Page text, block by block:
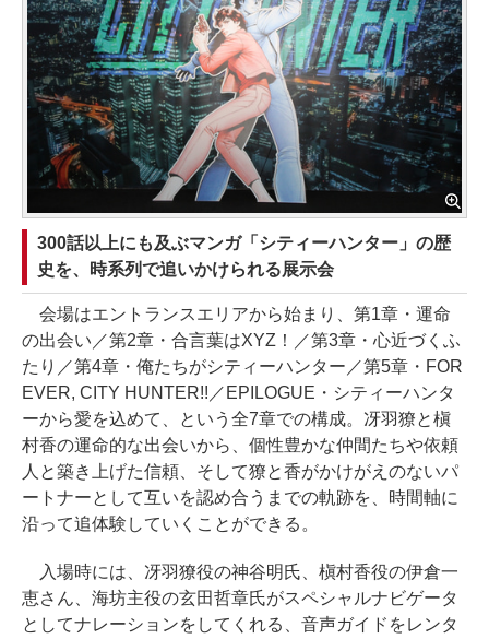
300話以上にも及ぶマンガ「シティーハンター」の歴
史を、時系列で追いかけられる展示会
会場はエントランスエリアから始まり、第1章・運命
の出会い／第2章・合言葉はXYZ！／第3章・心近づくふ
たり／第4章・俺たちがシティーハンター／第5章・FOR
EVER, CITY HUNTER!!／EPILOGUE・シティーハンタ
ーから愛を込めて、という全7章での構成。冴羽獠と槇
村香の運命的な出会いから、個性豊かな仲間たちや依頼
人と築き上げた信頼、そして獠と香がかけがえのないパ
ートナーとして互いを認め合うまでの軌跡を、時間軸に
沿って追体験していくことができる。
入場時には、冴羽獠役の神谷明氏、槇村香役の伊倉一
恵さん、海坊主役の玄田哲章氏がスペシャルナビゲータ
としてナレーションをしてくれる、音声ガイドをレンタ